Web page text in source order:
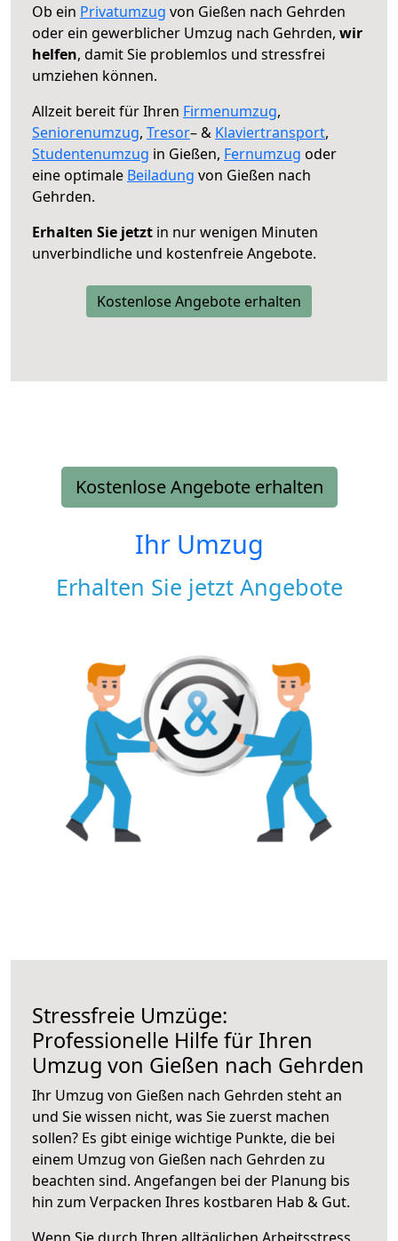
Ob ein Privatumzug von Gießen nach Gehrden
oder ein gewerblicher Umzug nach Gehrden, wir
helfen, damit Sie problemlos und stressfrei
umziehen können.
Allzeit bereit für Ihren Firmenumzug,
Seniorenumzug, Tresor– & Klaviertransport,
Studentenumzug in Gießen, Fernumzug oder
eine optimale Beiladung von Gießen nach
Gehrden.
Erhalten Sie jetzt in nur wenigen Minuten
unverbindliche und kostenfreie Angebote.
Kostenlose Angebote erhalten
Kostenlose Angebote erhalten
Ihr Umzug
Erhalten Sie jetzt Angebote
Stressfreie Umzüge:
Professionelle Hilfe für Ihren
Umzug von Gießen nach Gehrden
Ihr Umzug von Gießen nach Gehrden steht an
und Sie wissen nicht, was Sie zuerst machen
sollen? Es gibt einige wichtige Punkte, die bei
einem Umzug von Gießen nach Gehrden zu
beachten sind. Angefangen bei der Planung bis
hin zum Verpacken Ihres kostbaren Hab & Gut.